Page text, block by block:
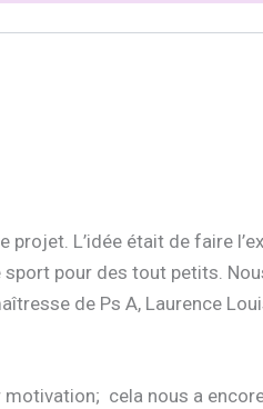
L’idée était de faire
pour des tout petits.
de Ps A, Laurence
cela nous a